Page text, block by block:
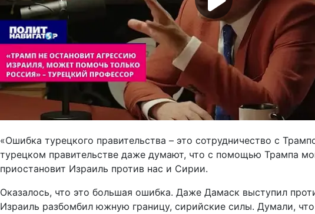
«Ошибка турецкого правительства – это сотрудничество с
турецком правительстве даже думают, что с помощью Трампа
приостановит Израиль против нас и Сирии.
Оказалось, что это большая ошибка. Даже Дамаск выступил
Израиль разбомбил южную границу, сирийские силы. Думали,